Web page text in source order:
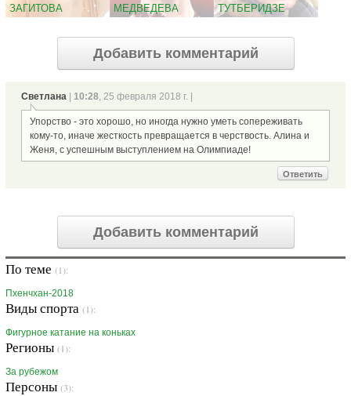
ЗАГИТОВА
МЕДВЕДЕВА
ТУТБЕРИДЗЕ
Добавить комментарий
Светлана 10:28, 25 февраля 2018 г. |
Упорство - это хорошо, но иногда нужно уметь сопереживать
кому-то, иначе жесткость превращается в черствость. Алина и
Женя, с успешным выступлением на Олимпиаде!
Ответить
Добавить комментарий
По теме (1):
Пхенчхан-2018
Виды спорта (1):
Фигурное катание на коньках
Регионы (1):
За рубежом
Персоны (3):